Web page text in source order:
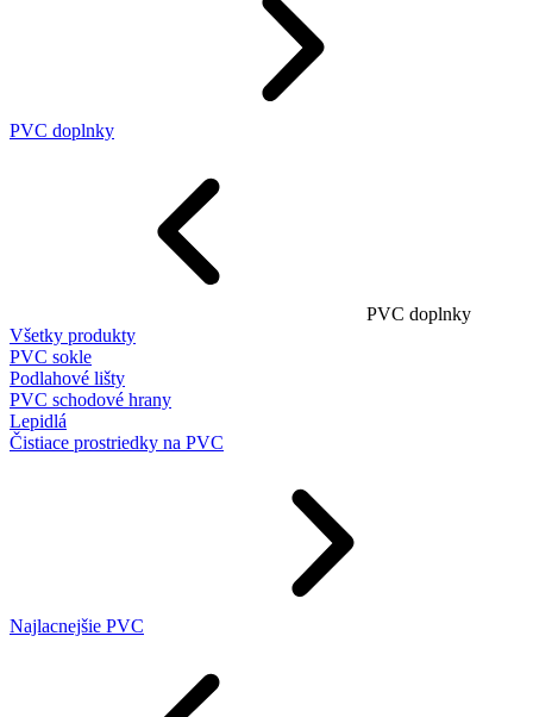
PVC doplnky
PVC doplnky
Všetky produkty
PVC sokle
Podlahové lišty
PVC schodové hrany
Lepidlá
Čistiace prostriedky na PVC
Najlacnejšie PVC